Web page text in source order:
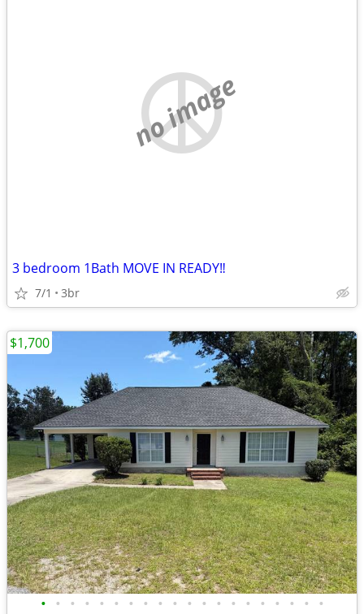
no image
3 bedroom 1Bath MOVE IN READY‼️
7/1 3br
• • • • • • • • • • • • • • • • • • • •
$1,700